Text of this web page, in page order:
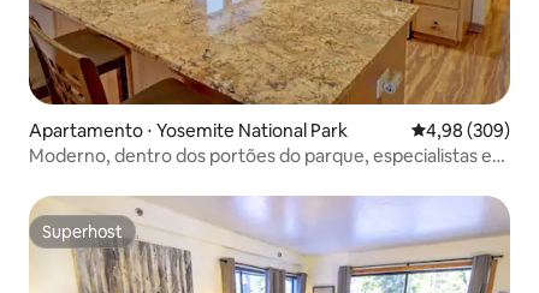
Apartamento ⋅ Yosemite National Park 4,98 de uma
4,98 (309)
Moderno, dentro dos portões do parque, especialistas em
Superhost
Superhost